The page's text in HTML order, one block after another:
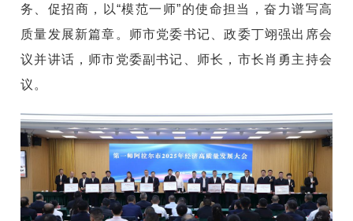
务、促招商，以“模范一师”的使命担当，奋力谱写高
质量发展新篇章。师市党委书记、政委丁翊强出席会
议并讲话，师市党委副书记、师长，市长肖勇主持会
议。